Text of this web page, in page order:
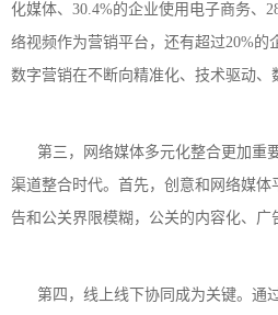
化媒体、30.4%的企业使用电子商务、
络视频作为营销平台，还有超过20%的
数字营销在不断向精准化、技术驱动、
第三，网络媒体多元化整合更加重
渠道整合时代。首先，创意和网络媒
告和公关界限模糊，公关的内容化、广
第四，线上线下协同成为关键。通